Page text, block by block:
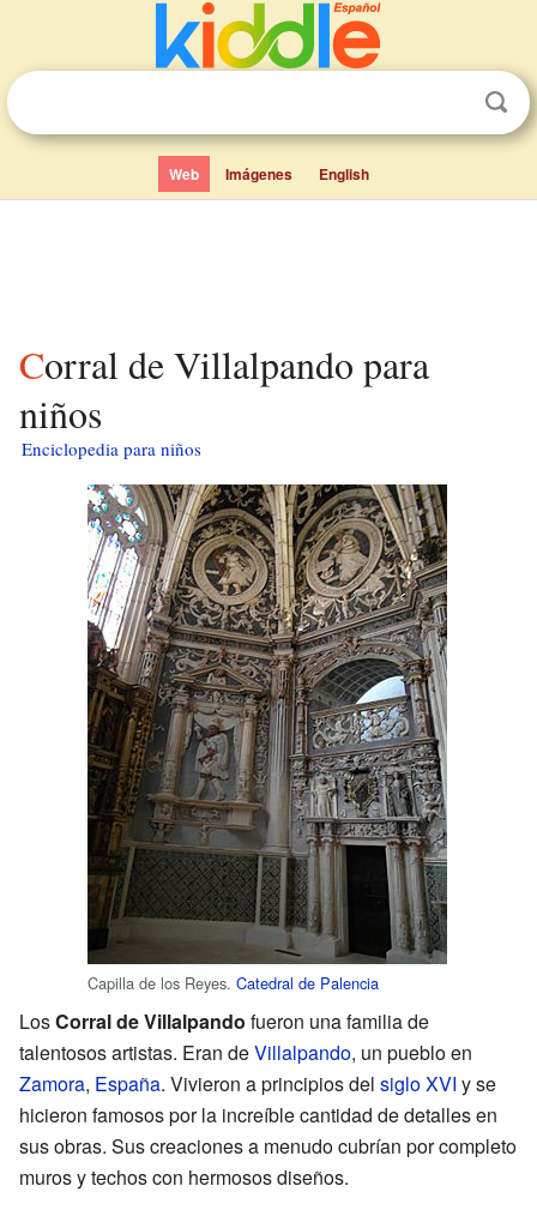
Web Imágenes English
Corral de Villalpando para
niños
Enciclopedia para niños
Capilla de los Reyes. Catedral de Palencia
LosCorral de Villalpando fueron una familia de
talentosos artistas. Eran deVillalpando, un pueblo en
Zamora, España. Vivieron a principios del siglo XVI y se
hicieron famosos por la increíble cantidad de detalles en
sus obras. Sus creaciones a menudo cubrían por completo
muros y techos con hermosos diseños.